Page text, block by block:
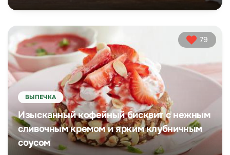
79
ВЫПЕЧКА
Изысканный кофейный бисквит с нежным
сливочным кремом и ярким клубничным
соусом